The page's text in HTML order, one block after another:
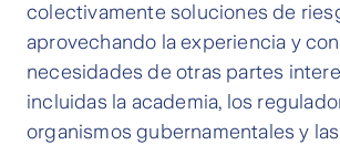
colectivamente soluciones de
aprovechando la experiencia y
necesidades de otras partes
incluidas la academia, los
organismos gubernamentales y las